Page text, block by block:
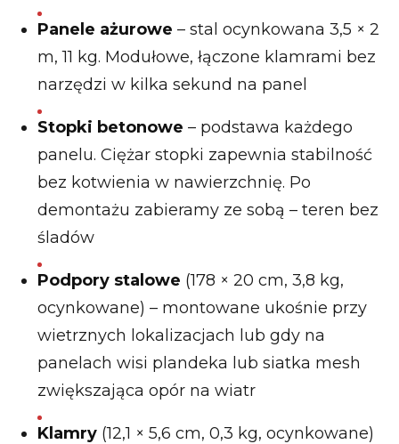
Panele ażurowe – stal ocynkowana 3,5 × 2
m, 11 kg. Modułowe, łączone klamrami bez
narzędzi w kilka sekund na panel
Stopki betonowe – podstawa każdego
panelu. Ciężar stopki zapewnia stabilność
bez kotwienia w nawierzchnię. Po
demontażu zabieramy ze sobą – teren bez
śladów
Podpory stalowe (178 × 20 cm, 3,8 kg,
ocynkowane) – montowane ukośnie przy
wietrznych lokalizacjach lub gdy na
panelach wisi plandeka lub siatka mesh
zwiększająca opór na wiatr
Klamry (12,1 × 5,6 cm, 0,3 kg, ocynkowane)